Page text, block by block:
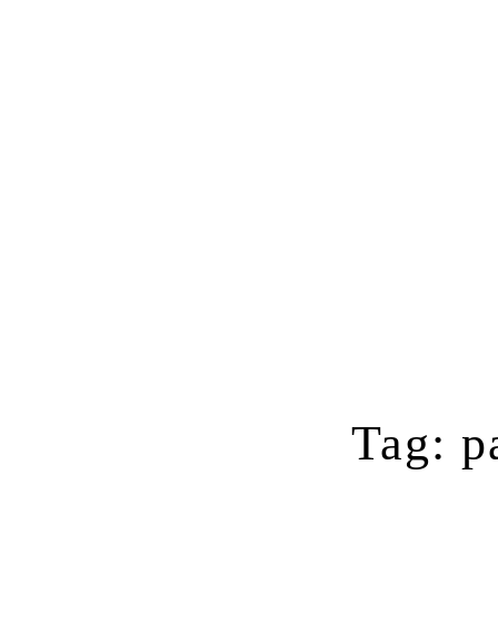
Tag: